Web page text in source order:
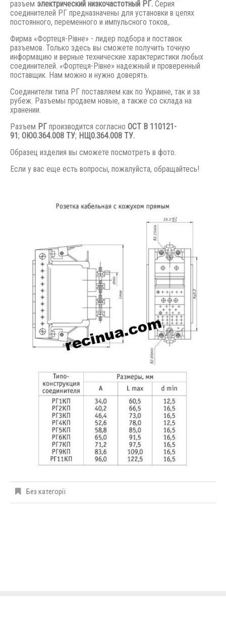
разъем электрический низкочастотный РГ. Серия
соединителей РГ предназначены для установки в цепях
постоянного, переменного и импульсного токов,.
Фирма «Фортеця-Рівне» - лидер подбора и поставок
разъемов. Только здесь вы сможете получить точную
информацию и верные технические характеристики любых
соединителей. «Фортеця-Рівне» надежный и проверенный
поставщик. Нам можно и нужно доверять.
Соединители типа РГ поставляем как по Украине, так и за
рубеж. Разъемы продаем новые, а также со склада на
хранении.
Разъем РГпроизводится согласно ОСТ В 110121-
91; ОЮ0.364.008 ТУ; НЩ0.364.008 ТУ.
Образец изделия вы сможете посмотреть в фото.
Если у вас еще есть вопросы, пожалуйста, обращайтесь!
Без категорії